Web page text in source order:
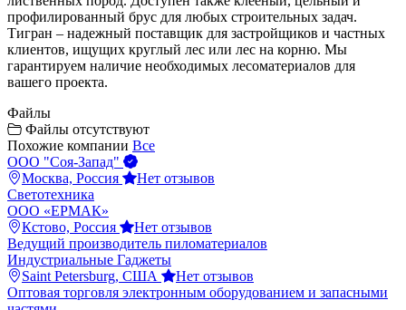
профилированный брус для любых строительных задач.
Тигран – надежный поставщик для застройщиков и частных
клиентов, ищущих круглый лес или лес на корню. Мы
гарантируем наличие необходимых лесоматериалов для
вашего проекта.
Файлы
Файлы отсутствуют
Похожие компании Все
ООО "Соя-Запад"
Москва, Россия
Нет отзывов
Светотехника
ООО «ЕРМАК»
Кстово, Россия
Нет отзывов
Ведущий производитель пиломатериалов
Индустриальные Гаджеты
Saint Petersburg, США
Нет отзывов
Оптовая торговля электронным оборудованием и запасными